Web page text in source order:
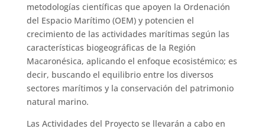
metodologías científicas que apoyen la Ordenación
del Espacio Marítimo (OEM) y potencien el
crecimiento de las actividades marítimas según las
características biogeográficas de la Región
Macaronésica, aplicando el enfoque ecosistémico; es
decir, buscando el equilibrio entre los diversos
sectores marítimos y la conservación del patrimonio
natural marino.
Las Actividades del Proyecto se llevarán a cabo en